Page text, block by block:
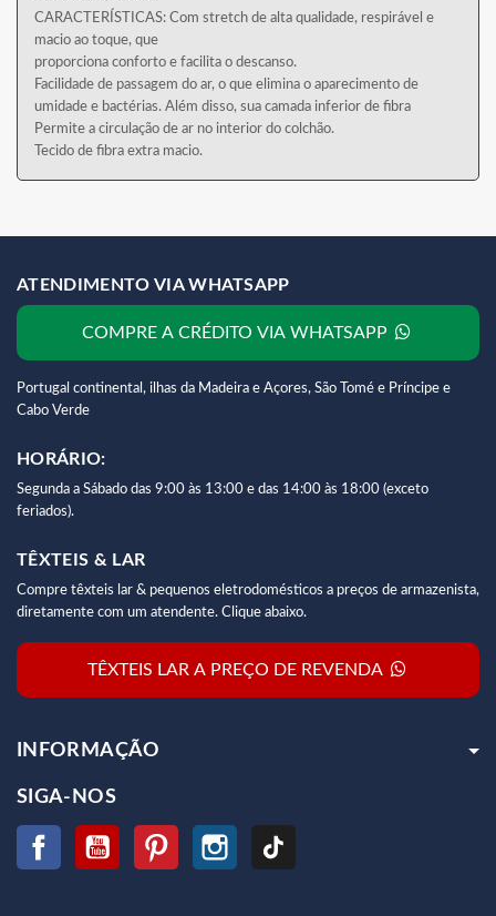
CARACTERÍSTICAS: Com stretch de alta qualidade, respirável e
macio ao toque, que
proporciona conforto e facilita o descanso.
Facilidade de passagem do ar, o que elimina o aparecimento de
umidade e bactérias. Além disso, sua camada inferior de fibra
Permite a circulação de ar no interior do colchão.
Tecido de fibra extra macio.
ATENDIMENTO VIA WHATSAPP
COMPRE A CRÉDITO VIA WHATSAPP
Portugal continental, ilhas da Madeira e Açores, São Tomé e Príncipe e
Cabo Verde
HORÁRIO:
Segunda a Sábado das 9:00 às 13:00 e das 14:00 às 18:00 (exceto
feriados).
TÊXTEIS & LAR
Compre têxteis lar & pequenos eletrodomésticos a preços de armazenista,
diretamente com um atendente. Clique abaixo.
TÊXTEIS LAR A PREÇO DE REVENDA
INFORMAÇÃO
SIGA-NOS
Facebook YouTube Pinterest Instagram